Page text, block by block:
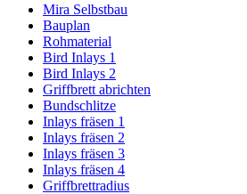
Mira Selbstbau
Bauplan
Rohmaterial
Bird Inlays 1
Bird Inlays 2
Griffbrett abrichten
Bundschlitze
Inlays fräsen 1
Inlays fräsen 2
Inlays fräsen 3
Inlays fräsen 4
Griffbrettradius